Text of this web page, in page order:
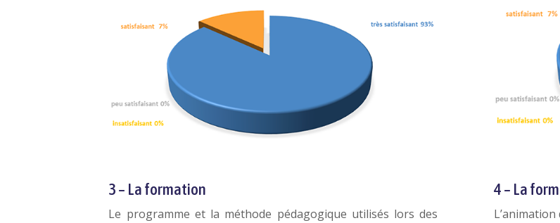
3 – La formation
Le programme et la méthode pédagogique utilisés lors des
4 – La